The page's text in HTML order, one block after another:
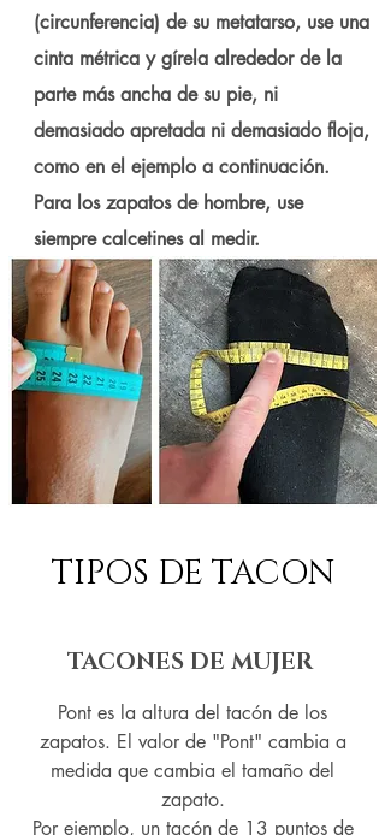
(circunferencia) de su metatarso, use una
cinta métrica y gírela alrededor de la
parte más ancha de su pie, ni
demasiado apretada ni demasiado floja,
como en el ejemplo a continuación.
Para los zapatos de hombre, use
siempre calcetines al medir.
TIPOS DE TACON
TACONES DE MUJER
Pont es la altura del tacón de los
zapatos. El valor de "Pont" cambia a
medida que cambia el tamaño del
zapato.
Por ejemplo, un tacón de 13 puntos de